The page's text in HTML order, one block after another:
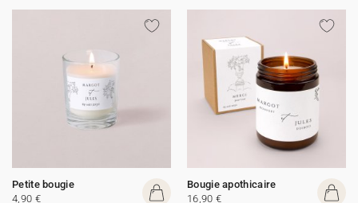
Petite bougie
4,90 €
Bougie apothicaire
16,90 €